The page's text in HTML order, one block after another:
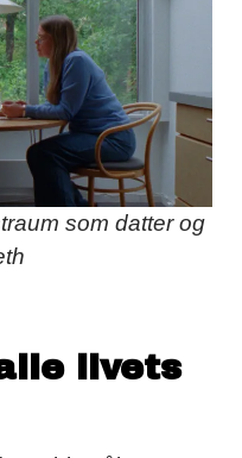
som datter og
livets